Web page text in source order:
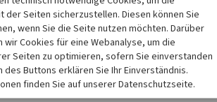
Dachform ersetzt wurde.
demontiert. Die Gebäudehülle
der Wasserversorgung und des Tagebaus
Bedeutung, denn er wurde nach
vorübergehend zu Verwaltungszwecken
der Seiten sicherzustellen. Diesen können Sie
wenn Sie die Seite nutzen möchten. Darüber
wir Cookies für eine Webanalyse, um die
Seiten zu optimieren, sofern Sie einverstanden
des Buttons erklären Sie Ihr Einverständnis.
finden Sie auf unserer Datenschutzseite.